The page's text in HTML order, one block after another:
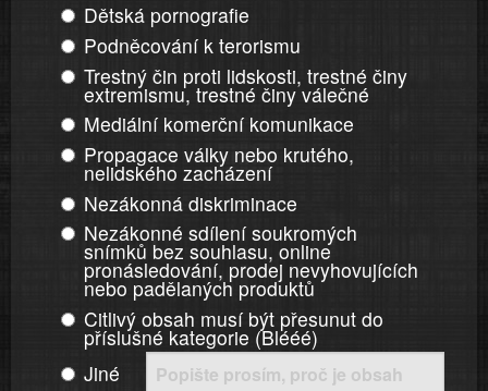
Dětská pornografie
Podněcování k terorismu
Trestný čin proti lidskosti, trestné činy
extremismu, trestné činy válečné
Mediální komerční komunikace
Propagace války nebo krutého,
nelidského zacházení
Nezákonná diskriminace
Nezákonné sdílení soukromých
snímků bez souhlasu, online
pronásledování, prodej nevyhovujících
nebo padělaných produktů
Citlivý obsah musí být přesunut do
příslušné kategorie (Blééé)
Jiné